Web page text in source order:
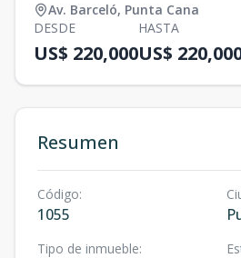
Av. Barceló, Punta Cana
DESDE
US$ 220,000
HASTA
US$
Resumen
Código:
1055
Tipo de inmueble: